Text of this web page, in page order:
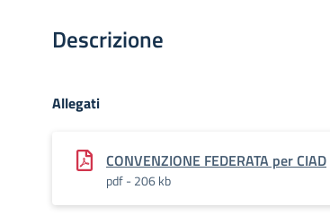
Descrizione
Allegati
CONVENZIONE FEDERATA per CIAD
pdf - 206 kb